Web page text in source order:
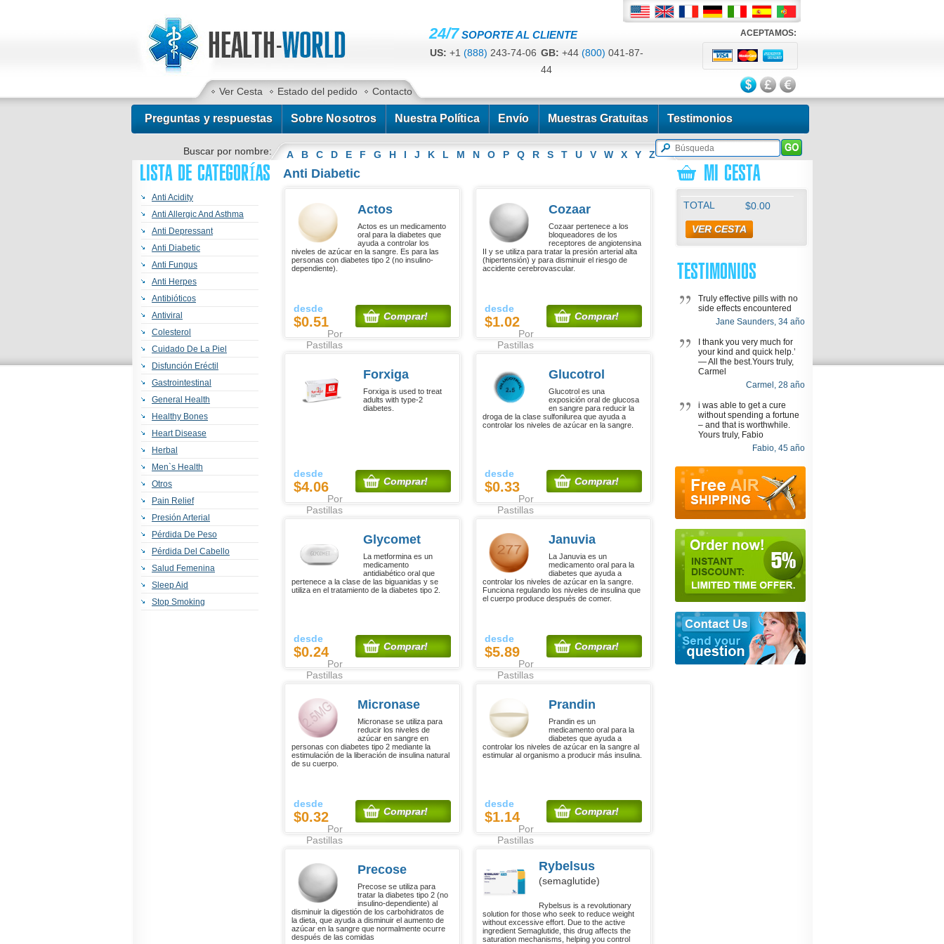
24/7 SOPORTE AL CLIENTE
US: +1 (888) 243-74-06 GB: +44 (800) 041-87-
44
Ver Cesta Estado del pedido Contacto
ACEPTAMOS:
Preguntas y respuestas Sobre Nosotros Nuestra Política Envío Muestras Gratuitas Testimonios
Buscar por nombre: A B C D E F G H I J K L M N O P Q R S T U V W X Y Z
LISTA DE CATEGORÍAS
Anti Acidity
Anti Allergic And Asthma
Anti Depressant
Anti Diabetic
Anti Fungus
Anti Herpes
Antibióticos
Antiviral
Colesterol
Cuidado De La Piel
Disfunción Eréctil
Gastrointestinal
General Health
Healthy Bones
Heart Disease
Herbal
Men`s Health
Otros
Pain Relief
Presión Arterial
Pérdida De Peso
Pérdida Del Cabello
Salud Femenina
Sleep Aid
Stop Smoking
Anti Diabetic
Actos
Actos es un medicamento
oral para la diabetes que
ayuda a controlar los
niveles de azúcar en la sangre. Es para las
personas con diabetes tipo 2 (no insulino-
dependiente).
desde
$0.51
Por
Pastillas
Comprar!
Cozaar
Cozaar pertenece a los
bloqueadores de los
receptores de angiotensina
II y se utiliza para tratar la presión arterial alta
(hipertensión) y para disminuir el riesgo de
accidente cerebrovascular.
desde
$1.02
Por
Pastillas
Comprar!
Forxiga
Forxiga is used to treat
adults with type-2
diabetes.
desde
$4.06
Por
Pastillas
Comprar!
Glucotrol
Glucotrol es una
exposición oral de glucosa
en sangre para reducir la
droga de la clase sulfonilurea que ayuda a
controlar los niveles de azúcar en la sangre.
desde
$0.33
Por
Pastillas
Comprar!
Glycomet
La metformina es un
medicamento
antidiabético oral que
pertenece a la clase de las biguanidas y se
utiliza en el tratamiento de la diabetes tipo 2.
desde
$0.24
Por
Pastillas
Comprar!
Januvia
La Januvia es un
medicamento oral para la
diabetes que ayuda a
controlar los niveles de azúcar en la sangre.
Funciona regulando los niveles de insulina que
el cuerpo produce después de comer.
desde
$5.89
Por
Pastillas
Comprar!
Micronase
Micronase se utiliza para
reducir los niveles de
azúcar en sangre en
personas con diabetes tipo 2 mediante la
estimulación de la liberación de insulina natural
de su cuerpo.
desde
$0.32
Por
Pastillas
Comprar!
Prandin
Prandin es un
medicamento oral para la
diabetes que ayuda a
controlar los niveles de azúcar en la sangre al
estimular al organismo a producir más insulina.
desde
$1.14
Por
Pastillas
Comprar!
Precose
Precose se utiliza para
tratar la diabetes tipo 2 (no
insulino-dependiente) al
disminuir la digestión de los carbohidratos de
la dieta, que ayuda a disminuir el aumento de
azúcar en la sangre que normalmente ocurre
después de las comidas
Rybelsus
(semaglutide)
Rybelsus is a revolutionary
solution for those who seek to reduce weight
without excessive effort. Due to the active
ingredient Semaglutide, this drug affects the
saturation mechanisms, helping you control
MI CESTA
TOTAL $0.00
VER CESTA
TESTIMONIOS
Truly effective pills with no
side effects encountered
Jane Saunders, 34 año
I thank you very much for
your kind and quick help.’
— All the best.Yours truly,
Carmel
Carmel, 28 año
i was able to get a cure
without spending a fortune
– and that is worthwhile.
Yours truly, Fabio
Fabio, 45 año